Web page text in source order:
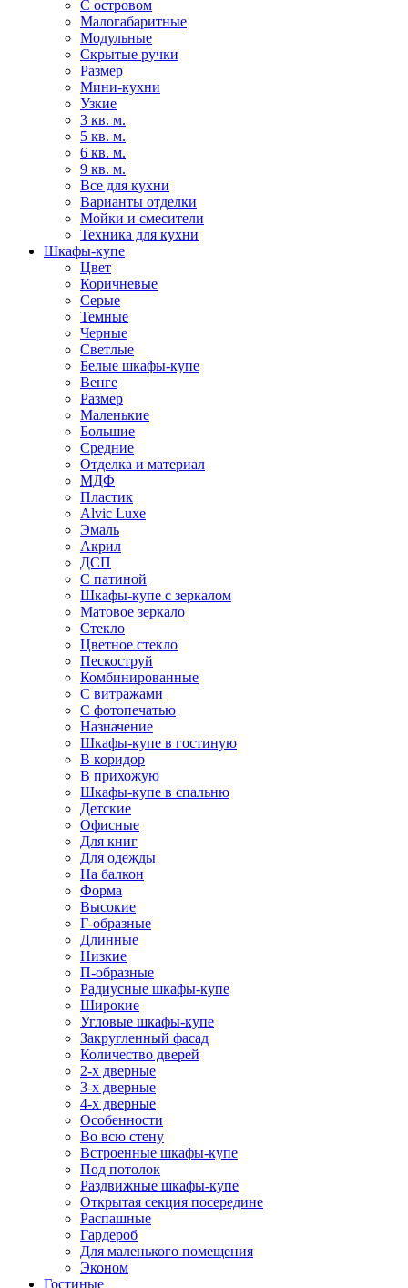
С островом
Малогабаритные
Модульные
Скрытые ручки
Размер
Мини-кухни
Узкие
3 кв. м.
5 кв. м.
6 кв. м.
9 кв. м.
Все для кухни
Варианты отделки
Мойки и смесители
Техника для кухни
Шкафы-купе
Цвет
Коричневые
Серые
Темные
Черные
Светлые
Белые шкафы-купе
Венге
Размер
Маленькие
Большие
Средние
Отделка и материал
МДФ
Пластик
Alvic Luxe
Эмаль
Акрил
ДСП
С патиной
Шкафы-купе с зеркалом
Матовое зеркало
Стекло
Цветное стекло
Пескоструй
Комбинированные
С витражами
С фотопечатью
Назначение
Шкафы-купе в гостиную
В коридор
В прихожую
Шкафы-купе в спальню
Детские
Офисные
Для книг
Для одежды
На балкон
Форма
Высокие
Г-образные
Длинные
Низкие
П-образные
Радиусные шкафы-купе
Широкие
Угловые шкафы-купе
Закругленный фасад
Количество дверей
2-х дверные
3-х дверные
4-х дверные
Особенности
Во всю стену
Встроенные шкафы-купе
Под потолок
Раздвижные шкафы-купе
Открытая секция посередине
Распашные
Гардероб
Для маленького помещения
Эконом
Гостиные